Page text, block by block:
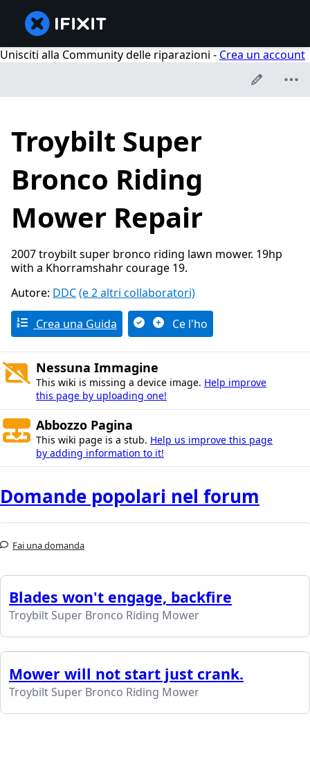
Unisciti alla Community delle riparazioni - Crea un account
Troybilt Super
Bronco Riding
Mower Repair
2007 troybilt super bronco riding lawn mower. 19hp
with a Khorramshahr courage 19.
Autore: DDC(e 2 altri collaboratori)
Crea una Guida Ce l'ho
Nessuna Immagine
This wiki is missing a device image. Help improve
this page by uploading one!
Abbozzo Pagina
This wiki page is a stub. Help us improve this page
by adding information to it!
Domande popolari nel forum
Fai una domanda
Blades won't engage, backfire
Troybilt Super Bronco Riding Mower
Mower will not start just crank.
Troybilt Super Bronco Riding Mower